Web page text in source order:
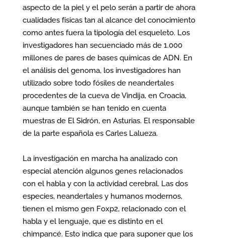
aspecto de la piel y el pelo serán a partir de ahora
cualidades físicas tan al alcance del conocimiento
como antes fuera la tipología del esqueleto. Los
investigadores han secuenciado más de 1.000
millones de pares de bases químicas de ADN. En
el análisis del genoma, los investigadores han
utilizado sobre todo fósiles de neandertales
procedentes de la cueva de Vindija, en Croacia,
aunque también se han tenido en cuenta
muestras de El Sidrón, en Asturias. El responsable
de la parte española es Carles Lalueza.
La investigación en marcha ha analizado con
especial atención algunos genes relacionados
con el habla y con la actividad cerebral. Las dos
especies, neandertales y humanos modernos,
tienen el mismo gen Foxp2, relacionado con el
habla y el lenguaje, que es distinto en el
chimpancé. Esto indica que para suponer que los